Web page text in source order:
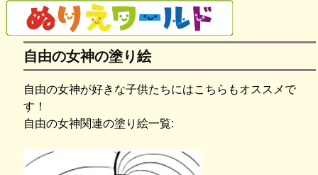
自由の女神の塗り絵
自由の女神が好きな子供たちにはこちらもオススメで
す！
自由の女神関連の塗り絵一覧: